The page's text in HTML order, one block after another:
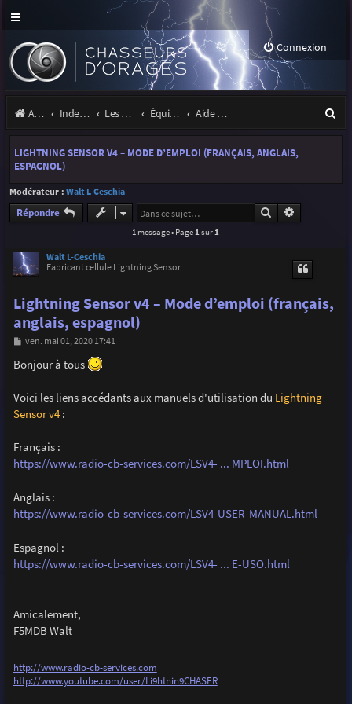
Connexion
Accueil Index du forum Les orages Équipement Aide & support cellules Radio Ham Electronic (Walt)
e
h
LIGHTNING SENSOR V4 – MODE D’EMPLOI (FRANÇAIS, ANGLAIS,
ESPAGNOL)
Modérateur : Walt L-Ceschia
Répondre Rechercher
1 message • Page1sur1
Walt L-Ceschia
Fabricant cellule Lightning Sensor
Lightning Sensor v4 – Mode d’emploi (français,
anglais, espagnol)
M
s
s
g
e
ven. mai 01, 2020 17:41
Bonjour à tous
Voici les liens accédants aux manuels d'utilisation du Lightning
Sensor v4:
Français :
https://www.radio-cb-services.com/LSV4- ... MPLOI.html
Anglais :
https://www.radio-cb-services.com/LSV4-USER-MANUAL.html
Espagnol :
https://www.radio-cb-services.com/LSV4- ... E-USO.html
Amicalement,
F5MDB Walt
http://www.radio-cb-services.com
http://www.youtube.com/user/Li9htnin9CHASER